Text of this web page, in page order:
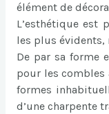
élément de
L’esthétique est
les plus évidents,
De par sa forme
pour les combles
formes
d’une charpente